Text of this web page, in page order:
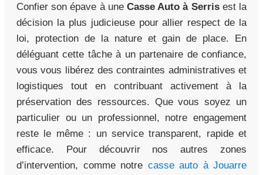
Confier son épave à une Casse Auto à Serrisest la
décision la plus judicieuse pour allier respect de la
loi, protection de la nature et gain de place. En
déléguant cette tâche à un partenaire de confiance,
vous vous libérez des contraintes administratives et
logistiques tout en contribuant activement à la
préservation des ressources. Que vous soyez un
particulier ou un professionnel, notre engagement
reste le même : un service transparent, rapide et
efficace. Pour découvrir nos autres zones
d’intervention, comme notre casse auto à Jouarre